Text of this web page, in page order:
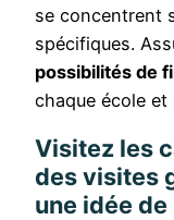
se concentrent
spécifiques.
possibilités de
chaque école et
Visitez les
des visites
une idée de